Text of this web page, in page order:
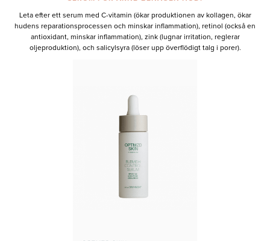
Leta efter ett serum med C-vitamin (ökar produktionen av kollagen, ökar
hudens reparationsprocessen och minskar inflammation), retinol (också en
antioxidant, minskar inflammation), zink (lugnar irritation, reglerar
oljeproduktion), och salicylsyra (löser upp överflödigt talg i porer).